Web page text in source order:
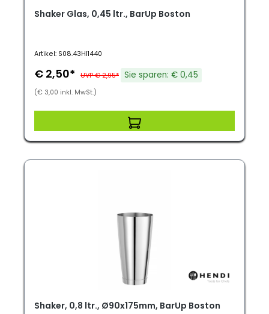
Shaker Glas, 0,45 ltr., BarUp Boston
Artikel: S08.43HI1440
€ 2,50* UVP € 2,95* Sie sparen: € 0,45
(€ 3,00 inkl. MwSt.)
Shaker, 0,8 ltr., Ø90x175mm, BarUp Boston